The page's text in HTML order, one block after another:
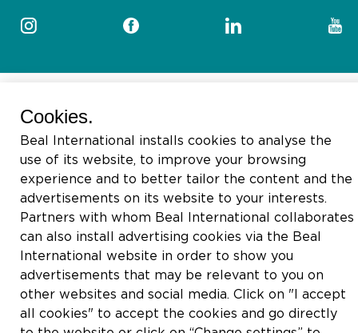
Cookies.
Beal International installs cookies to analyse the
use of its website, to improve your browsing
experience and to better tailor the content and the
advertisements on its website to your interests.
Partners with whom Beal International collaborates
can also install advertising cookies via the Beal
International website in order to show you
advertisements that may be relevant to you on
other websites and social media. Click on "I accept
all cookies" to accept the cookies and go directly